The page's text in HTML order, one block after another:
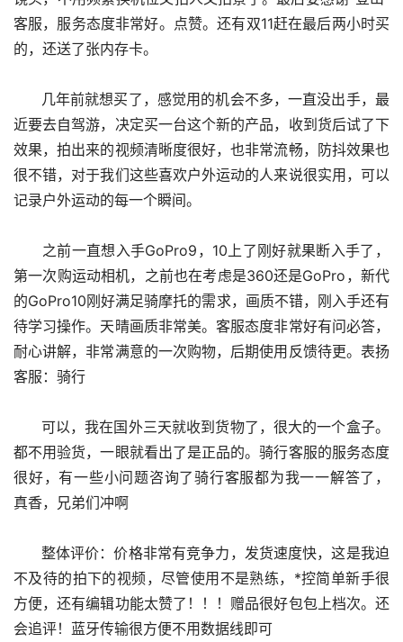
客服，服务态度非常好。点赞。还有双11赶在最后两小时买
的，还送了张内存卡。
近要去自驾游，决定买一台这个新的产品，收到货后试了下
效果，拍出来的视频清晰度很好，也非常流畅，防抖效果也
很不错，对于我们这些喜欢户外运动的人来说很实用，可以
记录户外运动的每一个瞬间。
第一次购运动相机，之前也在考虑是360还是GoPro，新代
的GoPro10刚好满足骑摩托的需求，画质不错，刚入手还有
待学习操作。天晴画质非常美。客服态度非常好有问必答，
耐心讲解，非常满意的一次购物，后期使用反馈待更。表扬
客服：骑行
都不用验货，一眼就看出了是正品的。骑行客服的服务态度
很好，有一些小问题咨询了骑行客服都为我一一解答了，
真香，兄弟们冲啊
不及待的拍下的视频，尽管使用不是熟练，*控简单新手很
方便，还有编辑功能太赞了！！！赠品很好包包上档次。还
会追评！蓝牙传输很方便不用数据线即可